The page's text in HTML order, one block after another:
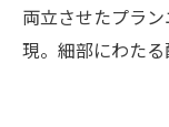
両立させたプラ
現。細部にわたる